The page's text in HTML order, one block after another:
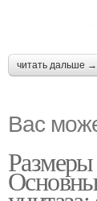
читать дальше →
Вас
Размеры